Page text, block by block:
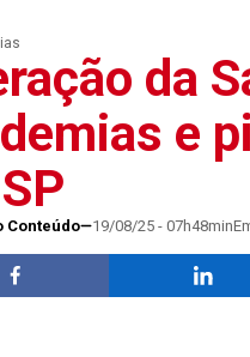
da
e
Conteúdo 19/08/25 - 07h48min